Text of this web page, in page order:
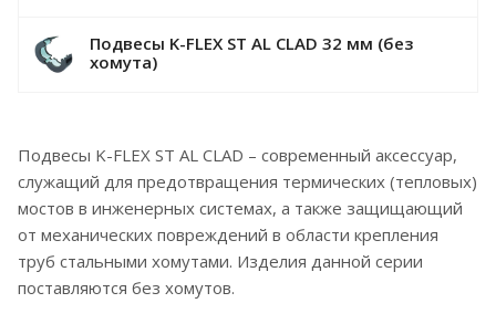
Подвесы K-FLEX ST AL CLAD 32 мм (без
хомута)
Подвесы K-FLEX ST AL CLAD – современный аксессуар,
служащий для предотвращения термических (тепловых)
мостов в инженерных системах, а также защищающий
от механических повреждений в области крепления
труб стальными хомутами. Изделия данной серии
поставляются без хомутов.